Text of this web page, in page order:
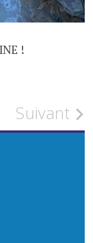
!
Suivant